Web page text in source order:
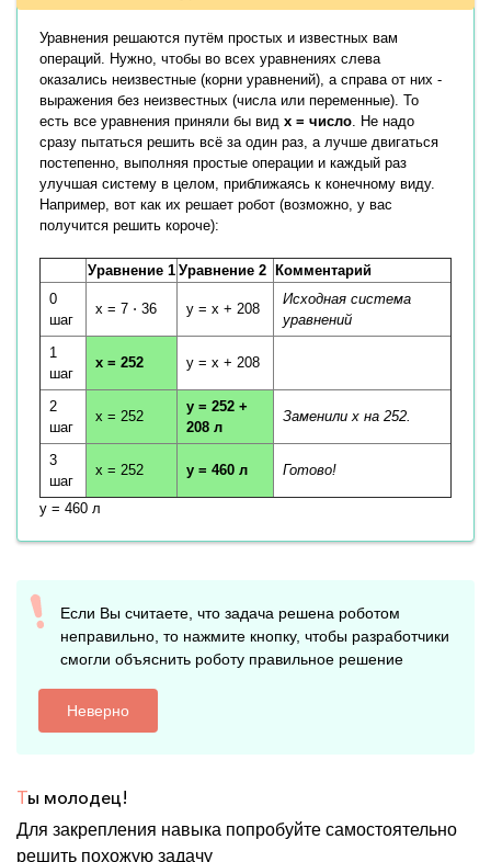
Уравнения решаются путём простых и известных вам
операций. Нужно, чтобы во всех уравнениях слева
оказались неизвестные (корни уравнений), а справа от них -
выражения без неизвестных (числа или переменные). То
есть все уравнения приняли бы вид x = число. Не надо
сразу пытаться решить всё за один раз, а лучше двигаться
постепенно, выполняя простые операции и каждый раз
улучшая систему в целом, приближаясь к конечному виду.
Например, вот как их решает робот (возможно, у вас
получится решить короче):
Уравнение 1 Уравнение 2
Комментарий
0
шаг
x = 7 ⋅ 36 y = x + 208
Исходная система
уравнений
1
шаг
x = 252 y = x + 208
2
шаг
x = 252
y = 252 +
208 л
Заменили x на 252.
3
шаг
x = 252 y = 460 л Готово!
y = 460 л
Если Вы считаете, что задача решена роботом
неправильно, то нажмите кнопку, чтобы разработчики
смогли объяснить роботу правильное решение
Неверно
Ты молодец!
Для закрепления навыка попробуйте самостоятельно
решить похожую задачу